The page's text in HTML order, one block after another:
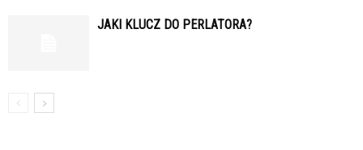
JAKI KLUCZ DO PERLATORA?